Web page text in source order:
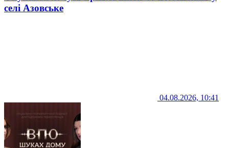
селі Азовське
04.08.2026, 10:41